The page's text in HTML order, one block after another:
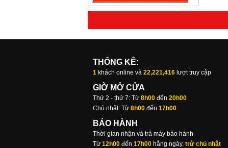
THỐNG KÊ:
1 khách online và 22,221,416 lượt truy cập
GIỜ MỞ CỬA
Thứ 2 - thứ 7: Từ 8h00 đến 20h00
Chủ nhật: Từ 8h00 đến 17h00
BẢO HÀNH
Thời gian nhận và trả máy bảo hành
Từ 12h00 đến 17h00 hằng ngày, trừ chủ nhật